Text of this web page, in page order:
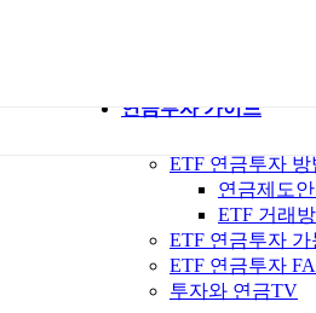
연금투자 가이드
ETF 연금투자 방
연금제도안
ETF 거래
ETF 연금투자 가
ETF 연금투자
투자와 연금TV